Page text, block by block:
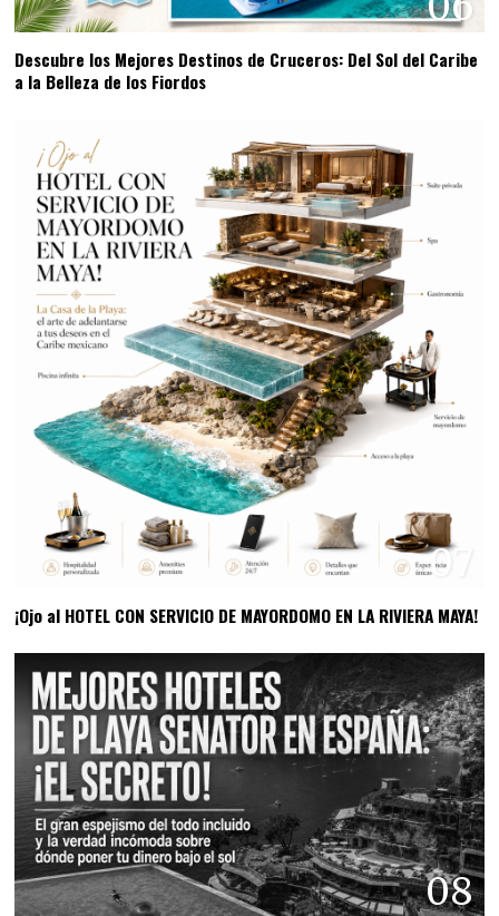
Descubre los Mejores Destinos de Cruceros: Del Sol del Caribe
a la Belleza de los Fiordos
07
¡Ojo al HOTEL CON SERVICIO DE MAYORDOMO EN LA RIVIERA MAYA!
08